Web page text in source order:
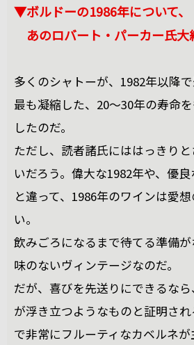
▼ボルドーの1986年について、
あのロバート・パーカー氏大
多くのシャトーが、1982年以降で
最も凝縮した、20～30年の寿命
したのだ。
ただし、読者諸氏にははっきり
いだろう。偉大な1982年や、優
と違って、1986年のワインは愛
い。
飲みごろになるまで待てる準備
味のないヴィンテージなのだ。
だが、喜びを先送りにできるな
が浮き立つようなものと証明さ
で非常にフルーティなカベルネ